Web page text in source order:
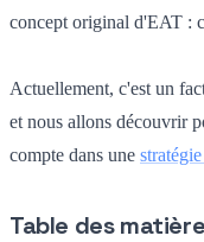
concept original d'EAT :
Actuellement, c'est un
et nous allons découvrir
compte dans une
Table des